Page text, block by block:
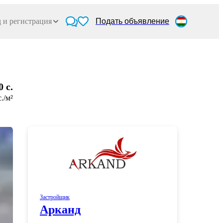
и регистрация Подать объявление
c.
м²
Застройщик
Арканд